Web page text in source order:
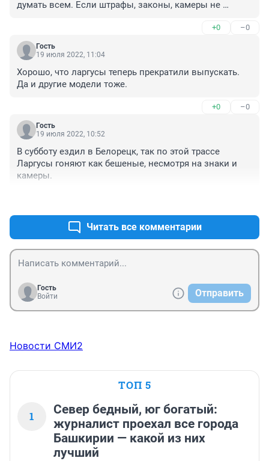
думать всем. Если штрафы, законы, камеры не
машину водить, средство повышенной опасности. А у
нас только ленивый не сидит за баранкой.
+0 –0
Гость
19 июля 2022, 11:04
Хорошо, что ларгусы теперь прекратили выпускать.
Да и другие модели тоже.
+0 –0
Гость
19 июля 2022, 10:52
В субботу ездил в Белорецк, так по этой трассе
Ларгусы гоняют как бешеные, несмотря на знаки и
камеры.
Читать все комментарии
Гость
Войти
Отправить
Новости СМИ2
ТОП 5
1
Север бедный, юг богатый:
журналист проехал все города
Башкирии — какой из них
лучший